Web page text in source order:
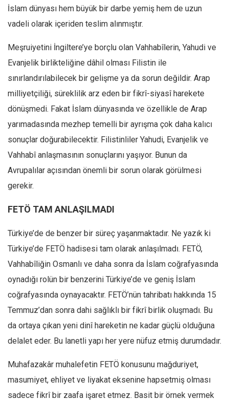
Dosyalar
İslam dünyası hem büyük bir darbe yemiş hem de uzun
vadeli olarak içeriden teslim alınmıştır.
Meşruiyetini İngiltere’ye borçlu olan Vahhabîlerin, Yahudi ve
Evanjelik birlikteliğine dâhil olması Filistin ile
sınırlandırılabilecek bir gelişme ya da sorun değildir. Arap
milliyetçiliği, süreklilik arz eden bir fikrî-siyasî harekete
dönüşmedi. Fakat İslam dünyasında ve özellikle de Arap
yarımadasında mezhep temelli bir ayrışma çok daha kalıcı
sonuçlar doğurabilecektir. Filistinliler Yahudi, Evanjelik ve
Vahhabî anlaşmasının sonuçlarını yaşıyor. Bunun da
Avrupalılar açısından önemli bir sorun olarak görülmesi
gerekir.
FETÖ TAM ANLAŞILMADI
Türkiye’de de benzer bir süreç yaşanmaktadır. Ne yazık ki
Türkiye’de FETÖ hadisesi tam olarak anlaşılmadı. FETÖ,
Vahhabîliğin Osmanlı ve daha sonra da İslam coğrafyasında
oynadığı rolün bir benzerini Türkiye’de ve geniş İslam
coğrafyasında oynayacaktır. FETÖ’nün tahribatı hakkında 15
Temmuz’dan sonra dahi sağlıklı bir fikrî birlik oluşmadı. Bu
da ortaya çıkan yeni dinî hareketin ne kadar güçlü olduğuna
delalet eder. Bu lanetli yapı her yere nüfuz etmiş durumdadır.
Muhafazakâr muhalefetin FETÖ konusunu mağduriyet,
masumiyet, ehliyet ve liyakat eksenine hapsetmiş olması
sadece fikrî bir zaafa işaret etmez. Basit bir örnek vermek